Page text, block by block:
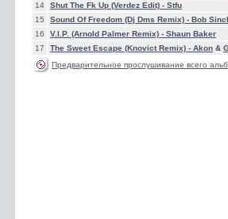
14
Shut The Fk Up (Verdez Edit) - Stfu
15
Sound Of Freedom (Dj Dms Remix) - Bob
16
V.I.P. (Arnold Palmer Remix) - Shaun Baker
17
The Sweet Escape (Knovict Remix) - Akon &
Предварительное прослушивание всего